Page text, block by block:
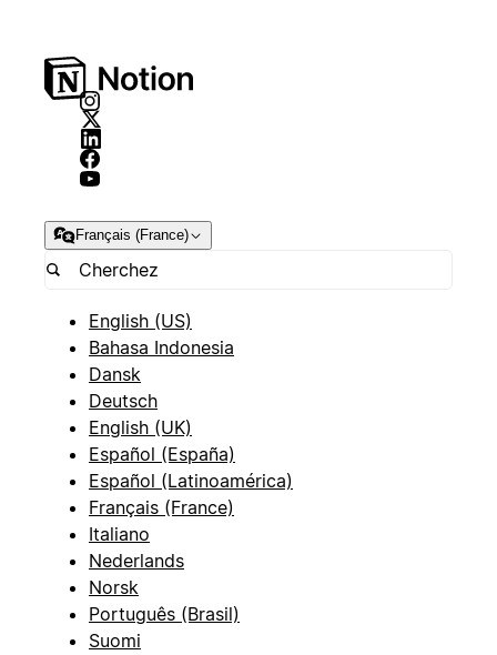
Français (France)
English (US)
Bahasa Indonesia
Dansk
Deutsch
English (UK)
Español (España)
Español (Latinoamérica)
Français (France)
Italiano
Nederlands
Norsk
Português (Brasil)
Suomi